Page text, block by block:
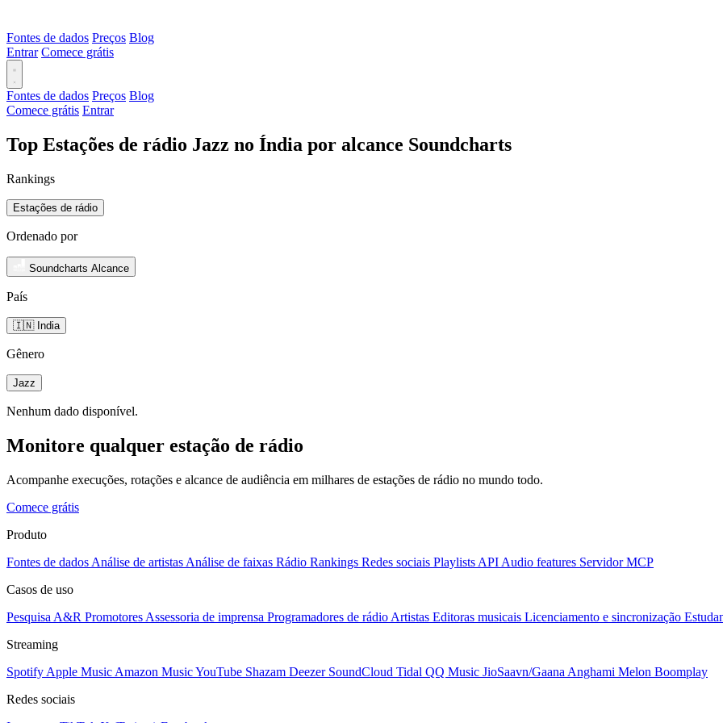
Fontes de dados Preços Blog
Entrar Comece grátis
Fontes de dados Preços Blog
Comece grátis Entrar
Top Estações de rádio Jazz no Índia por alcance Soundcharts
Rankings
Estações de rádio
Ordenado por
Soundcharts Alcance
País
🇮🇳 India
Gênero
Jazz
Nenhum dado disponível.
Monitore qualquer estação de rádio
Acompanhe execuções, rotações e alcance de audiência em milhares de estações de rádio no mundo todo.
Comece grátis
Produto
Fontes de dados Análise de artistas Análise de faixas Rádio Rankings Redes sociais Playlists API Audio features Servidor MCP
Casos de uso
Pesquisa A&R Promotores Assessoria de imprensa Programadores de rádio Artistas Editoras musicais Licenciamento e sincronização
Streaming
Spotify Apple Music Amazon MusicYouTube Shazam Deezer SoundCloud Tidal QQ Music JioSaavn/Gaana Anghami Melon Boomplay
Redes sociais